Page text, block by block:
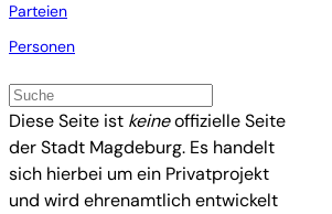
Parteien
Personen
Diese Seite ist keineoffizielle Seite
der Stadt Magdeburg. Es handelt
sich hierbei um ein Privatprojekt
und wird ehrenamtlich entwickelt